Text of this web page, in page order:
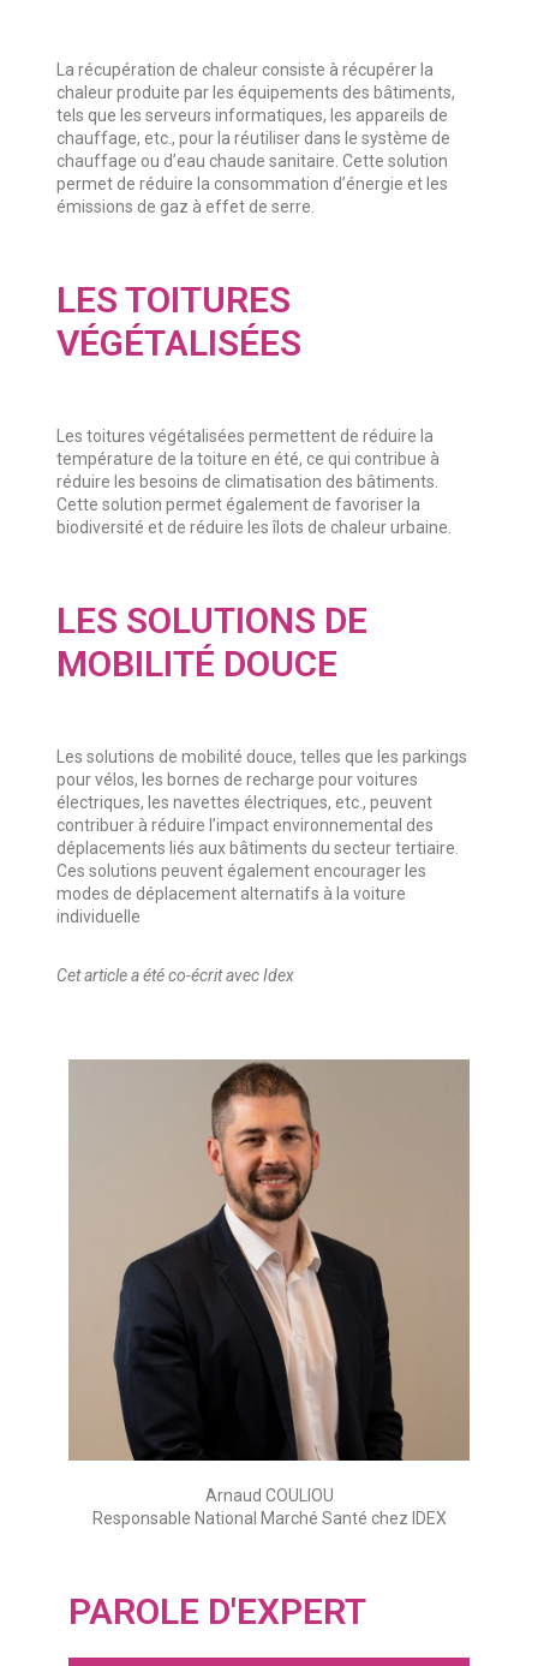
La récupération de chaleur consiste à récupérer la
chaleur produite par les équipements des bâtiments,
tels que les serveurs informatiques, les appareils de
chauffage, etc., pour la réutiliser dans le système de
chauffage ou d’eau chaude sanitaire. Cette solution
permet de réduire la consommation d’énergie et les
émissions de gaz à effet de serre.
LES TOITURES
VÉGÉTALISÉES
Les toitures végétalisées permettent de réduire la
température de la toiture en été, ce qui contribue à
réduire les besoins de climatisation des bâtiments.
Cette solution permet également de favoriser la
biodiversité et de réduire les îlots de chaleur urbaine.
LES SOLUTIONS DE
MOBILITÉ DOUCE
Les solutions de mobilité douce, telles que les parkings
pour vélos, les bornes de recharge pour voitures
électriques, les navettes électriques, etc., peuvent
contribuer à réduire l’impact environnemental des
déplacements liés aux bâtiments du secteur tertiaire.
Ces solutions peuvent également encourager les
modes de déplacement alternatifs à la voiture
individuelle
Cet article a été co-écrit avec Idex
Arnaud COULIOU
Responsable National Marché Santé chez IDEX
PAROLE D'EXPERT